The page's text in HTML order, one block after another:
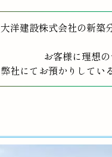
大洋建設株式会社の新築
お客様に理想
弊社にてお預かりしてい